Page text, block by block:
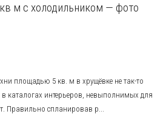
м с холодильником — фото
площадью 5 кв. м в хрущёвке не так-то
в каталогах интерьеров, невыполнимых для
Правильно спланировав р...